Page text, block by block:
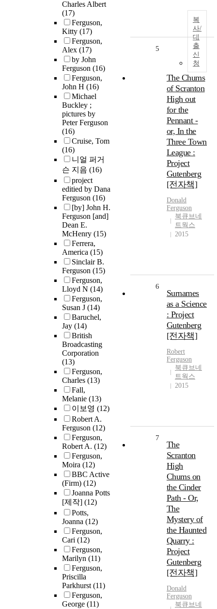
Charles Albert
(17)
Ferguson,
Kitty (17)
Ferguson,
Alex (17)
by John
Ferguson (16)
Ferguson,
John H (16)
Michael
Buckley ;
pictures by
Peter Ferguson
(16)
Cruise, Tom
(16)
니얼 퍼거
슨 지음 (16)
project
editied by Dana
Ferguson (16)
[by] John H.
Ferguson [and]
Dean E.
McHenry (15)
Ferrera,
America (15)
Sinclair B.
Ferguson (15)
Ferguson,
Lloyd N (14)
Ferguson,
Susan J (14)
Baruchel,
Jay (14)
British
Broadcasting
Corporation
(13)
Ferguson,
Charles (13)
Fall,
Melanie (13)
이보영 (12)
Robert A.
Ferguson (12)
Ferguson,
Robert A. (12)
Ferguson,
Moira (12)
BBC Active
(Firm) (12)
Joanna Potts
[제작] (12)
Potts,
Joanna (12)
Ferguson,
Cari (12)
Ferguson,
Marilyn (11)
Ferguson,
Priscilla
Parkhurst(11)
Ferguson,
George (11)
복
사/
대
출
신
청
5
The Chums
of Scranton
High out
for the
Pennant -
or, In the
Three Town
League :
Project
Gutenberg
[전자책]
Donald
Ferguson
북큐브네
트웍스
2015
6
Surnames
as a Science
: Project
Gutenberg
[전자책]
Robert
Ferguson
북큐브네
트웍스
2015
7
The
Scranton
High
Chums on
the Cinder
Path - Or,
The
Mystery of
the Haunted
Quarry :
Project
Gutenberg
[전자책]
Donald
Ferguson
북큐브네